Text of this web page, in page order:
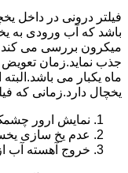
فیلتر درونی در داخل
باشد که آب ورودی به
میکرون بررسی می کند
ماه یکبار می
یخچال دارد.زمانی که
نمایش ارور
عدم یخ سازی
خروج آهسته آب از